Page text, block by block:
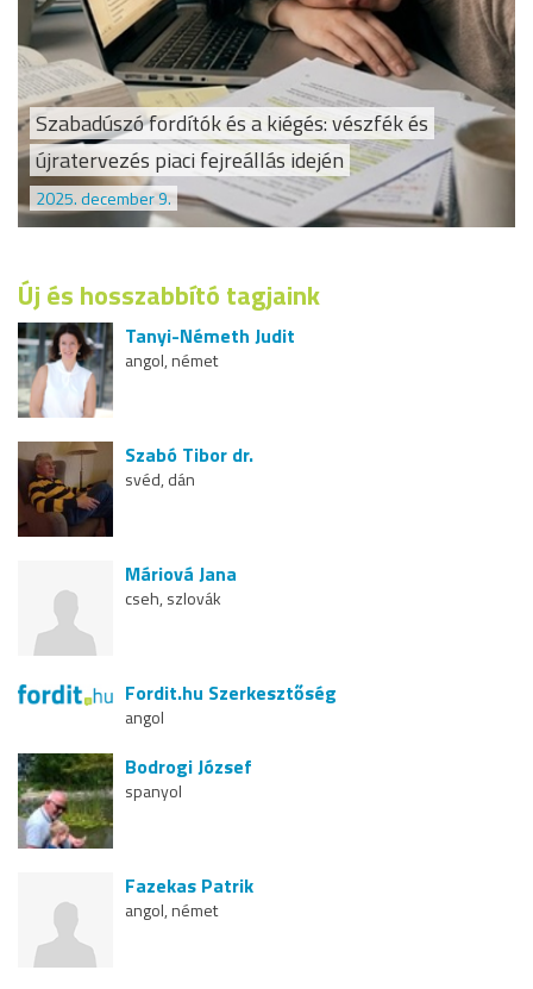
Szabadúszó fordítók és a kiégés: vészfék és
újratervezés piaci fejreállás idején
2025. december 9.
Új és hosszabbító tagjaink
Tanyi-Németh Judit
angol, német
Szabó Tibor dr.
svéd, dán
Máriová Jana
cseh, szlovák
Fordit.hu Szerkesztőség
angol
Bodrogi József
spanyol
Fazekas Patrik
angol, német